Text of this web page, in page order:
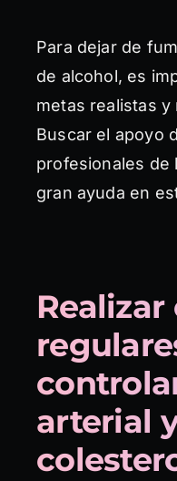
Para dejar de
de alcohol, es
metas realistas
Buscar el apoyo
profesionales de
gran ayuda en
arterial